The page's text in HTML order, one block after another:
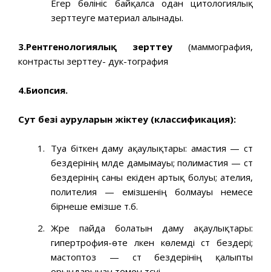
Егер бөлініс байқалса одан цитологиялық
зерттеуге материал алынады.
3.Рентгенологиялық зерттеу (маммография,
контрасты зерттеу- дук-тография
4.Биопсия.
Сут безі ауруларын жіктеу (классификация):
Туа біткен даму ақаулықтары: амастия — сүт
бездерінің мүлде дамымауы; полимастия — сүт
бездерінің саны екіден артық болуы; ателия,
полителия — емізшенің болмауы немесе
бірнеше емізше т.б.
Жүре пайда болатын даму ақаулықтары:
гипертрофия-өте үлкен көлемді сүт бездері;
мастоптоз — сүт бездерінің қалыпты